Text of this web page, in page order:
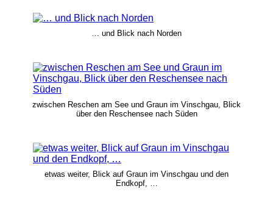
… und Blick nach Norden
zwischen Reschen am See und Graun im Vinschgau, Blick
über den Reschensee nach Süden
etwas weiter, Blick auf Graun im Vinschgau und den
Endkopf, …